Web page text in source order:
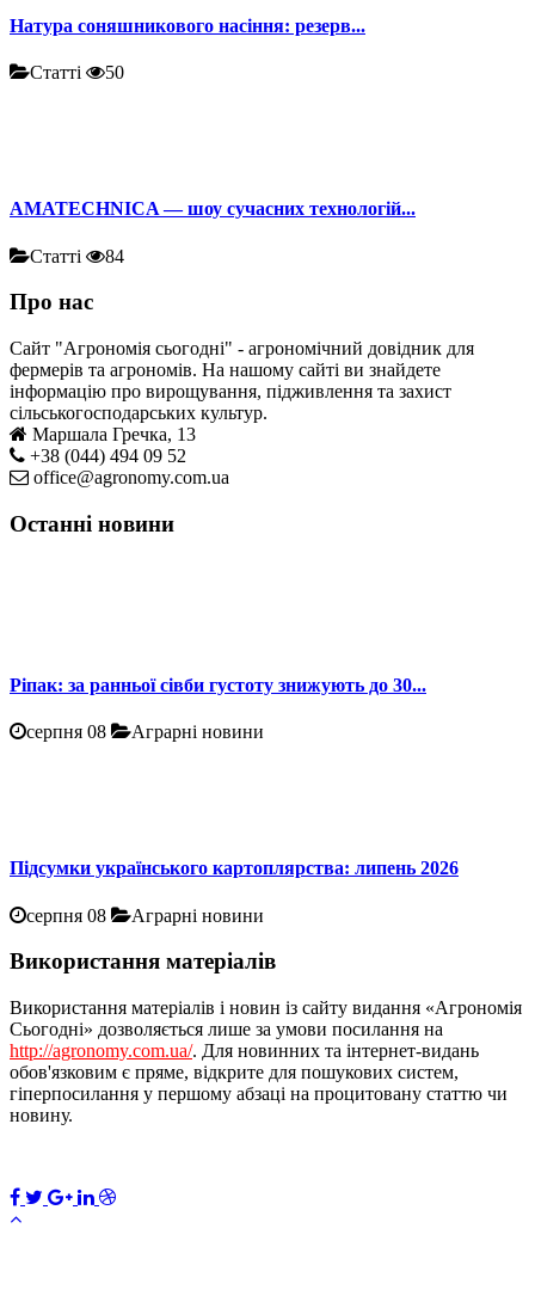
Натура соняшникового насіння: резерв...
Статті 50
AMATECHNICA — шоу сучасних технологій...
Статті 84
Про нас
Сайт "Агрономія сьогодні" - агрономічний довідник для
фермерів та агрономів. На нашому сайті ви знайдете
інформацію про вирощування, підживлення та захист
сільськогосподарських культур.
Маршала Гречка, 13
+38 (044) 494 09 52
office@agronomy.com.ua
Останні новини
Ріпак: за ранньої сівби густоту знижують до 30...
серпня 08 Аграрні новини
Підсумки українського картоплярства: липень 2026
серпня 08 Аграрні новини
Використання матеріалів
Використання матеріалів і новин із сайту видання «Агрономія
Сьогодні» дозволяється лише за умови посилання на
http://agronomy.com.ua/. Для новинних та інтернет-видань
обов'язковим є пряме, відкрите для пошукових систем,
гіперпосилання у першому абзаці на процитовану статтю чи
новину.